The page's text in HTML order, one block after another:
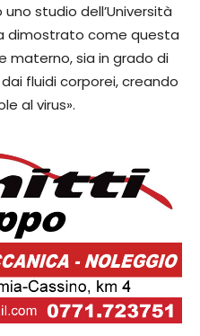
studio dell’Università
dimostrato come questa
materno, sia in grado di
fluidi corporei, creando
al virus».